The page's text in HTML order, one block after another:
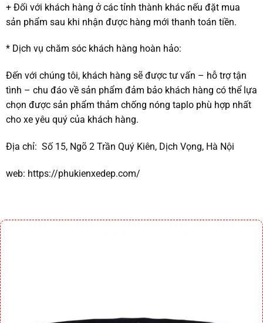
+ Đối với khách hàng ở các tỉnh thành khác nếu đặt mua
sản phẩm sau khi nhận được hàng mới thanh toán tiền.
* Dịch vụ chăm sóc khách hàng hoàn hảo:
Đến với chúng tôi, khách hàng sẽ được tư vấn – hỗ trợ tận
tình – chu đáo về sản phẩm đảm bảo khách hàng có thể lựa
chọn được sản phẩm thảm chống nóng taplo phù hợp nhất
cho xe yêu quý của khách hàng.
Địa chỉ: Số 15, Ngõ 2 Trần Quý Kiên, Dịch Vọng, Hà Nội
web: https://phukienxedep.com/